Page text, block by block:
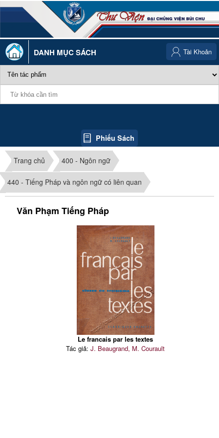
DANH MỤC SÁCH
Phiếu Sách
Tài Khoản
Trang chủ 400 - Ngôn ngữ
440 - Tiếng Pháp và ngôn ngữ có liên quan
Văn Phạm Tiếng Pháp
Le francais par les textes
Tác giả:J. Beaugrand, M. Courault